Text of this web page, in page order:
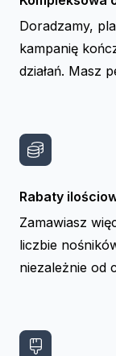
Doradzamy,
kampanię
działań. Masz
Rabaty
Zamawiasz
liczbie
niezależnie od